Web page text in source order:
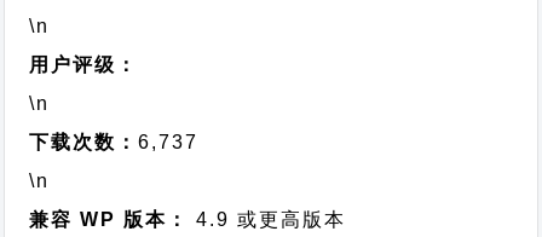
\n
用户评级：
\n
下载次数：6,737
\n
兼容 WP 版本：
4.9 或更高版本